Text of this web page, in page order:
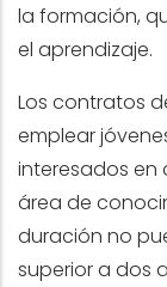
la formación,
el aprendizaje.
Los contratos
emplear
interesados en
área de
duración no
superior a dos